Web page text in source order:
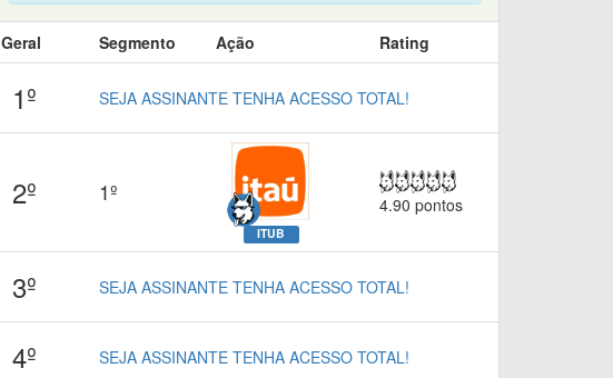
Geral Segmento Ação Rating
1º SEJA ASSINANTE TENHA ACESSO TOTAL!
2º 1º
ITUB
4.90 pontos
3º SEJA ASSINANTE TENHA ACESSO TOTAL!
4º SEJA ASSINANTE TENHA ACESSO TOTAL!